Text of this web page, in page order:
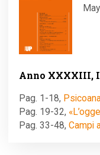
Anno XXXXIII,
Pag. 1-18,
Pag. 19-32,
Pag. 33-48, Campi